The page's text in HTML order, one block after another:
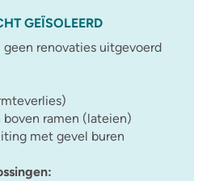
GEÏSOLEERD
geen renovaties uitgevoerd
boven ramen (lateien)
met gevel buren